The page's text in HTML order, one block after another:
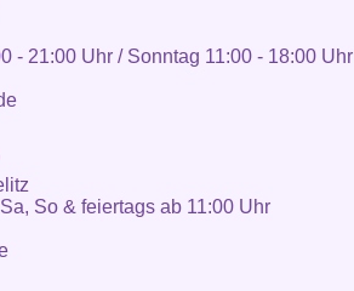
- 21:00 Uhr / Sonntag 11:00 - 18:00 Uhr
So & feiertags ab 11:00 Uhr